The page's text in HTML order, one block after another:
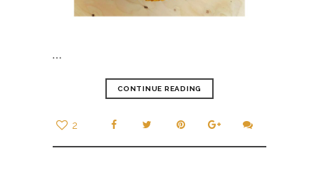
…
CONTINUE READING
2